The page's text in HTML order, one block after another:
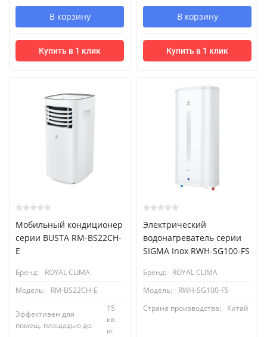
В корзину
Купить в 1 клик
В корзину
Купить в 1 клик
Мобильный кондиционер
cерии BUSTA RM-BS22CH-
E
Бренд:
ROYAL CLIMA
Модель:
RM-BS22CH-E
Эффективен для
помещ. площадью до:
15
кв.
м.
Электрический
водонагреватель серии
SIGMA Inox RWH-SG100-FS
Бренд:
ROYAL CLIMA
Модель:
RWH-SG100-FS
Страна производства:
Китай